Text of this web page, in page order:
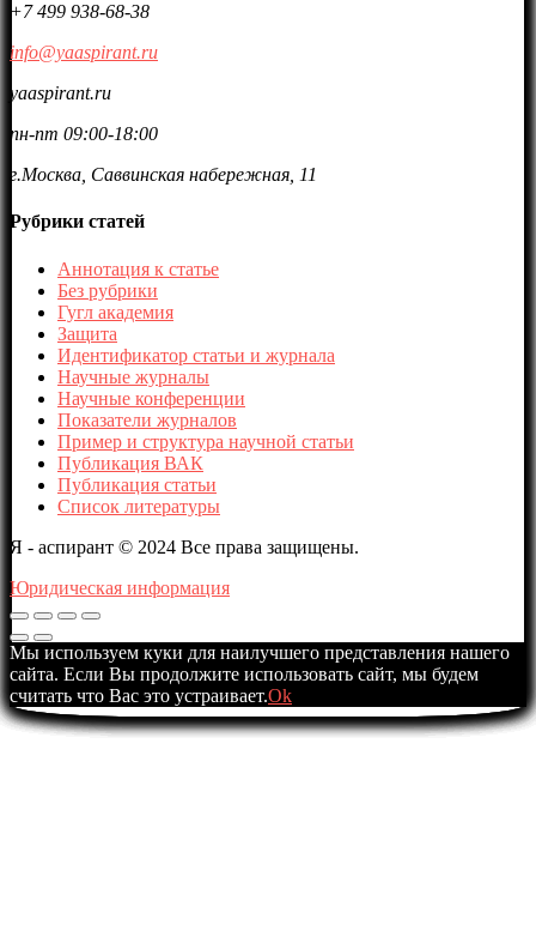
+7 499 938-68-38
info@yaaspirant.ru
yaaspirant.ru
пн-пт 09:00-18:00
г.Москва, Саввинская набережная, 11
Рубрики статей
Аннотация к статье
Без рубрики
Гугл академия
Защита
Идентификатор статьи и журнала
Научные журналы
Научные конференции
Показатели журналов
Пример и структура научной статьи
Публикация ВАК
Публикация статьи
Список литературы
Я - аспирант © 2024 Все права защищены.
Юридическая информация
Мы используем куки для наилучшего представления нашего
сайта. Если Вы продолжите использовать сайт, мы будем
считать что Вас это устраивает.Ok